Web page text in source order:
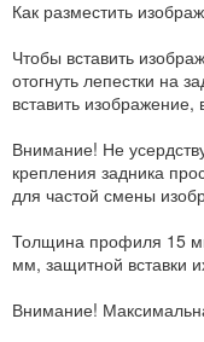
Как разместить
Чтобы вставить
отогнуть лепестки на
вставить изображение,
Внимание! Не
крепления задника
для частой смены
Толщина профиля 15
мм, защитной вставки
Внимание!